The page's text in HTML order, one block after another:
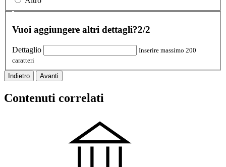
Vuoi aggiungere altri dettagli?2/2
Dettaglio
Inserire massimo 200
caratteri
Indietro Avanti
Contenuti correlati